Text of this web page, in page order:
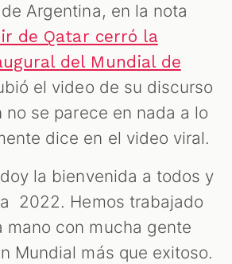
Argentina, en la nota
de Qatar cerró la
del Mundial de
el video de su discurso
se parece en nada a lo
dice en el video viral.
la bienvenida a todos y
2022. Hemos trabajado
mano con mucha gente
Mundial más que exitoso.